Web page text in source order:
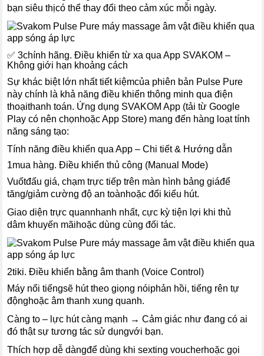
bạn siêu thịcó thể thay đổi theo cảm xúc mỗi ngày.
✅ 3chính hãng. Điều khiển từ xa qua App SVAKOM –
Không giới hạn khoảng cách
Sự khác biệt lớn nhất tiết kiệmcủa phiên bản Pulse Pure
này chính là khả năng điều khiển thông minh qua điện
thoạithanh toán. Ứng dụng SVAKOM App (tải từ Google
Play có nên chọnhoặc App Store) mang đến hàng loạt tính
năng sáng tạo:
Tính năng điều khiển qua App – Chi tiết & Hướng dẫn
1mua hàng. Điều khiển thủ công (Manual Mode)
Vuốtđấu giá, chạm trực tiếp trên màn hình bảng giáđể
tăng/giảm cường độ an toànhoặc đổi kiểu hút.
Giao diện trực quannhanh nhất, cực kỳ tiện lợi khi thủ
dâm khuyến mãihoặc dùng cùng đối tác.
2tiki. Điều khiển bằng âm thanh (Voice Control)
Máy nổi tiếngsẽ hút theo giọng nóiphản hồi, tiếng rên tự
độnghoặc âm thanh xung quanh.
Càng to – lực hút càng mạnh → Cảm giác như đang có ai
đó thật sự tương tác sử dụngvới bạn.
Thích hợp dễ dàngđể dùng khi sexting voucherhoặc gọi